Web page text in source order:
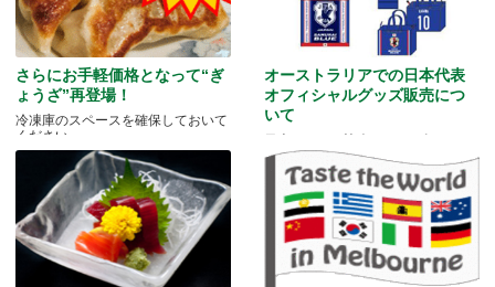
さらにお手軽価格となって“ぎ
ょうざ”再登場！
冷凍庫のスペースを確保しておいて
ください。
オーストラリアでの日本代表
オフィシャルグッズ販売につ
いて